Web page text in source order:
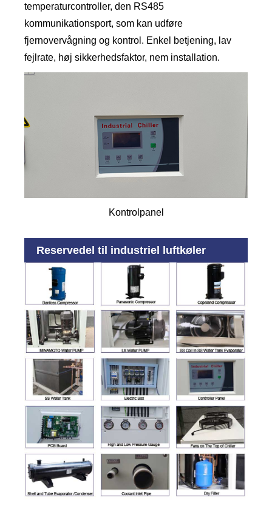
temperaturcontroller, den RS485
kommunikationsport, som kan udføre
fjernovervågning og kontrol. Enkel betjening, lav
fejlrate, høj sikkerhedsfaktor, nem installation.
Kontrolpanel
Reservedel til industriel luftkøler